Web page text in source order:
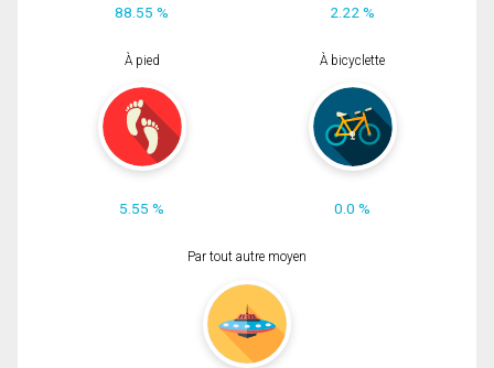
88.55 % 2.22 %
À pied
5.55 %
À bicyclette
0.0 %
Par tout autre moyen